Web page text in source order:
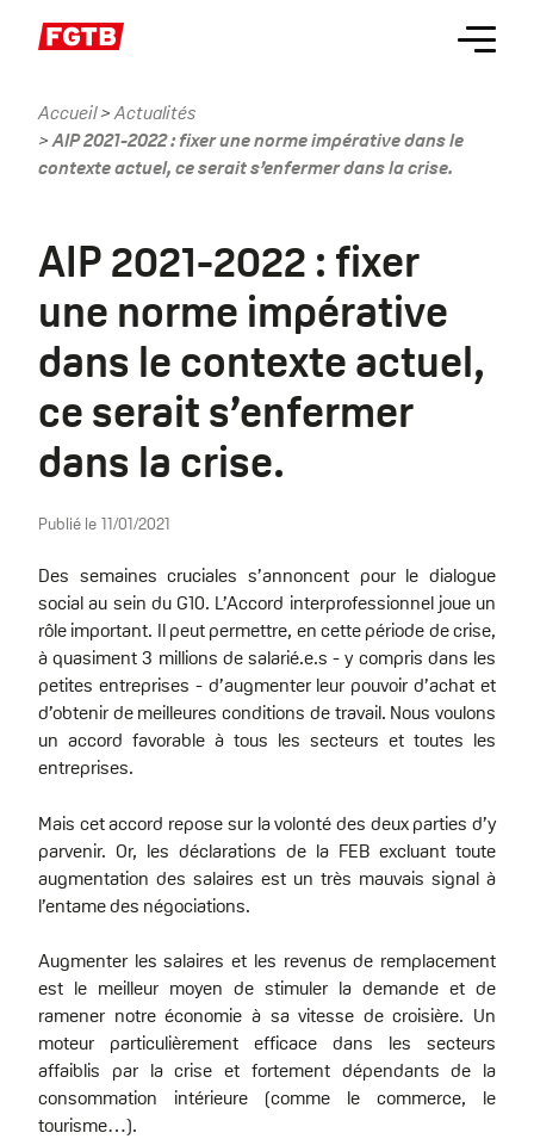
Menu
Fil
d'Ariane
Accueil
Actualités
AIP 2021-2022 : fixer une norme impérative dans le
contexte actuel, ce serait s’enfermer dans la crise.
AIP 2021-2022 : fixer
une norme impérative
dans le contexte actuel,
ce serait s’enfermer
dans la crise.
Publié le 11/01/2021
Des semaines cruciales s’annoncent pour le dialogue
social au sein du G10. L’Accord interprofessionnel joue un
rôle important. Il peut permettre, en cette période de crise,
à quasiment 3 millions de salarié.e.s - y compris dans les
petites entreprises - d’augmenter leur pouvoir d’achat et
d’obtenir de meilleures conditions de travail. Nous voulons
un accord favorable à tous les secteurs et toutes les
entreprises.
Mais cet accord repose sur la volonté des deux parties d’y
parvenir. Or, les déclarations de la FEB excluant toute
augmentation des salaires est un très mauvais signal à
l’entame des négociations.
Augmenter les salaires et les revenus de remplacement
est le meilleur moyen de stimuler la demande et de
ramener notre économie à sa vitesse de croisière. Un
moteur particulièrement efficace dans les secteurs
affaiblis par la crise et fortement dépendants de la
consommation intérieure (comme le commerce, le
tourisme…).